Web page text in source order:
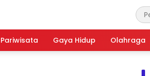
Pariwisata Gaya Hidup Olahraga